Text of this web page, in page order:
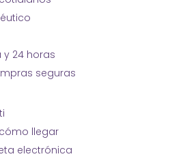
24 horas
seguras
llegar
electrónica